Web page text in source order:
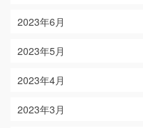
2023年6月
2023年5月
2023年4月
2023年3月